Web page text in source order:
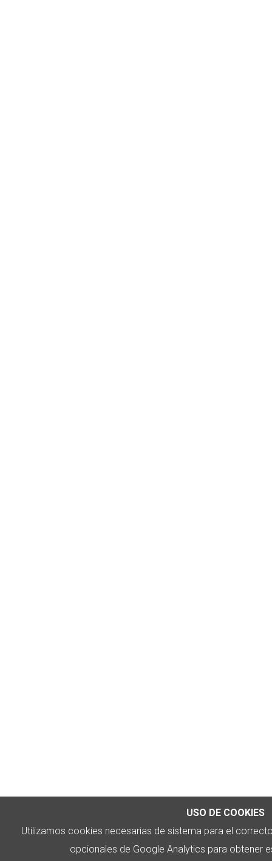
USO DE COOKIES
Utilizamos cookies necesarias de sistema para el
opcionales de Google Analytics para obtener